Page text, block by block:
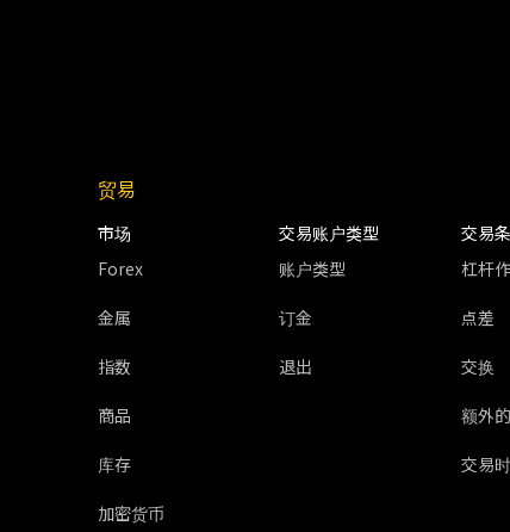
贸易
市场
Forex
金属
指数
商品
库存
加密货币
交易账户类型
账户类型
订金
退出
交易
杠杆
点差
交换
额外的
交易